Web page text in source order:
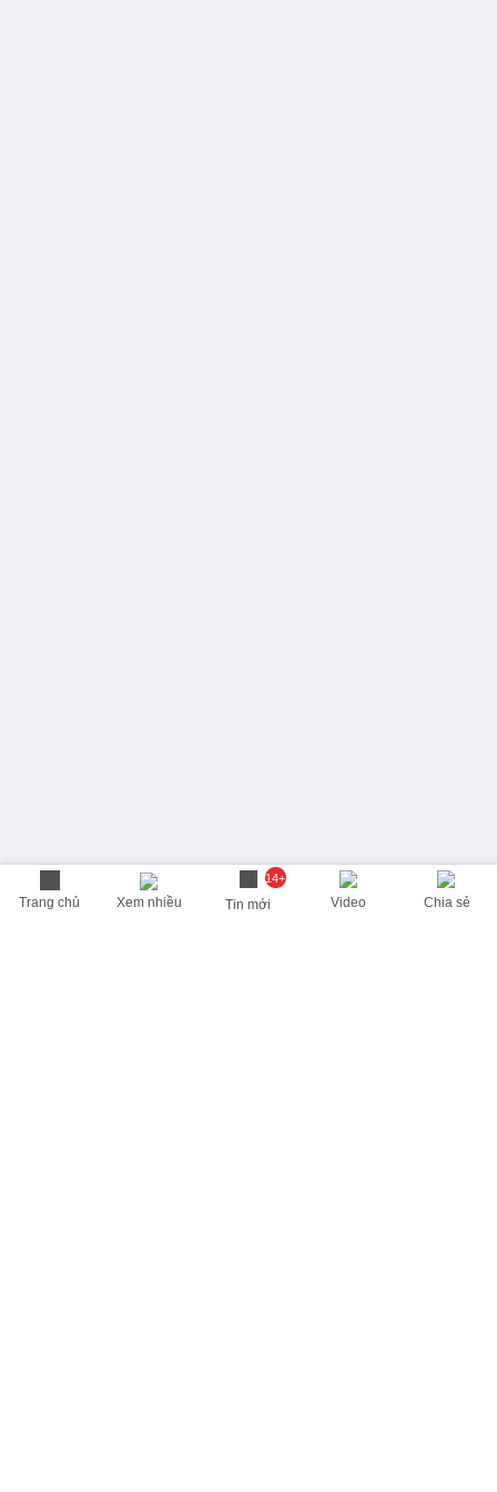
Trang chủ Xem nhiều
14+
Tin mới Video Chia sẻ